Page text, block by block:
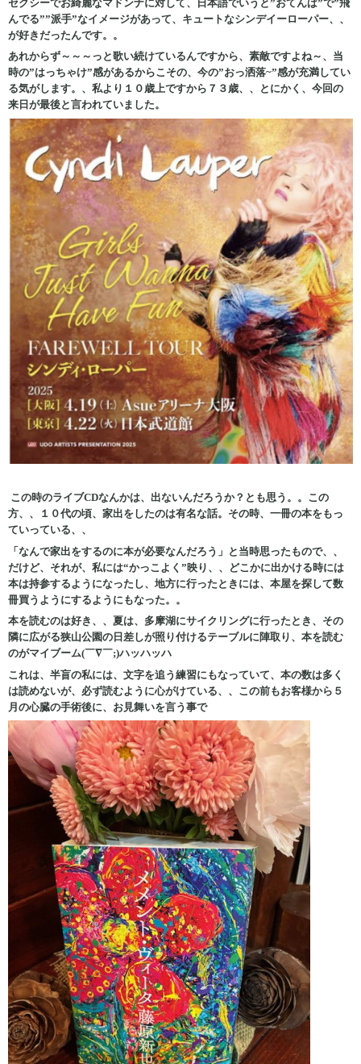
セクシーでお綺麗なマドンナに対して、日本語でいうと”おてんば”で”飛
んでる””派手”なイメージがあって、キュートなシンデイーローパー、、
が好きだったんです。。
あれからず～～～っと歌い続けているんですから、素敵ですよね～、当
時の”はっちゃけ”感があるからこその、今の”おっ洒落~”感が充満してい
る気がします。、私より１０歳上ですから７３歳、、とにかく、今回の
来日が最後と言われていました。
この時のライブCDなんかは、出ないんだろうか？とも思う。。この
方、、１０代の頃、家出をしたのは有名な話。その時、一冊の本をもっ
ていっている、、
「なんで家出をするのに本が必要なんだろう」と当時思ったもので、、
だけど、それが、私には“かっこよく”映り、、どこかに出かける時には
本は持参するようになったし、地方に行ったときには、本屋を探して数
冊買うようにするようにもなった。。
本を読むのは好き、、夏は、多摩湖にサイクリングに行ったとき、その
隣に広がる狭山公園の日差しが照り付けるテーブルに陣取り、本を読む
のがマイブーム(￣∇￣;)ハッハッハ
これは、半盲の私には、文字を追う練習にもなっていて、本の数は多く
は読めないが、必ず読むように心がけている、、この前もお客様から５
月の心臓の手術後に、お見舞いを言う事で